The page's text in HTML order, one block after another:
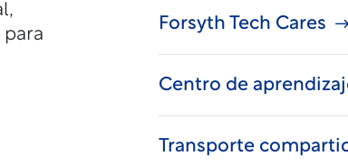
Forsyth Tech Cares
Centro de
Transporte